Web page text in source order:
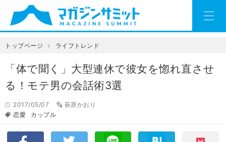
トップページ ライフトレンド
「体で聞く」大型連休で彼女を惚れ直させ
る！モテ男の会話術3選
2017/05/07
萩原かおり
恋愛
カップル